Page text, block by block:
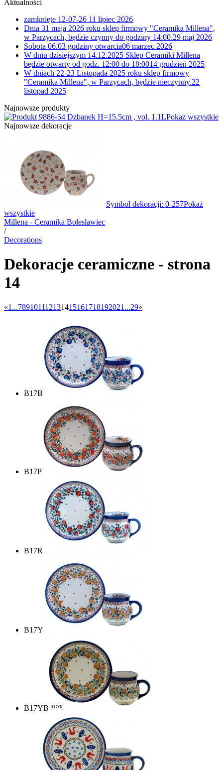
Aktualności
zamknięte 12-07-26 11 lipiec 2026
Dnia 31 maja 2026 roku sklep firmowy "Ceramika Millena",
w Parzycach, będzie czynny do godziny 14:00.29 maj 2026
Sobota 06.03 godziny otwarcia06 marzec 2026
W dniu dzisiejszym 14.12.2025 Sklep Ceramiki Millena
będzie otwarty od godz. 12:00 do 18:0014 grudzień 2025
W dniach 22-23 Listopada 2025 roku sklep firmowy
"Ceramika Millena", w Parzycach, będzie nieczynny.22
listopad 2025
Najnowsze produkty
6-54 Dzbanek H=15.5cm , vol. 1.1LPokaż wszystkie
Najnowsze dekoracje
Symbol dekoracji: 0-257Pokaż
wszystkie
Millena - Ceramika Bolesławiec
/
Decorations
Dekoracje ceramiczne - strona
14
«1...789101112131415161718192021 ...29»
B17B
B17P
B17R
B17Y
B17YB